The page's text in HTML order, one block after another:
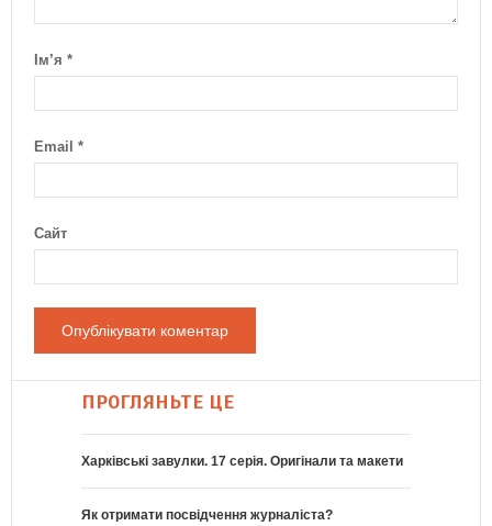
Ім’я *
Email *
Сайт
ПРОГЛЯНЬТЕ ЦЕ
Харківські завулки. 17 серія. Оригінали та макети
Як отримати посвідчення журналіста?